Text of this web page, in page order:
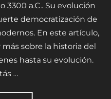
3300 a.C.. Su evolución
democratización de
En este artículo,
sobre la historia del
hasta su evolución.
…